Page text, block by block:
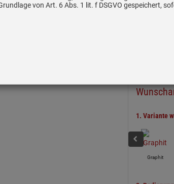
60 Weiß (alpin) - 6770 01 R1
1. Variante
Graphit
von Art. 6 Abs. 1 lit. f DSGVO gespeichert,